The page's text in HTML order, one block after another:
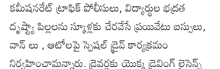
కమీషనరేట్ ట్రాఫిక్ పోలీసులు, విద్యార్థుల భద్రత
దృష్ట్యా పిల్లలను స్కూళ్లకు చేరవేసే ప్రయివేటు బస్సులు,
వాన్ లు , ఆటోలపై స్పెషల్ డ్రైవ్ కార్యక్రమం
నిర్వహించామన్నారు. డ్రైవర్లకు యొక్క డ్రైవింగ్ లైసెన్స్